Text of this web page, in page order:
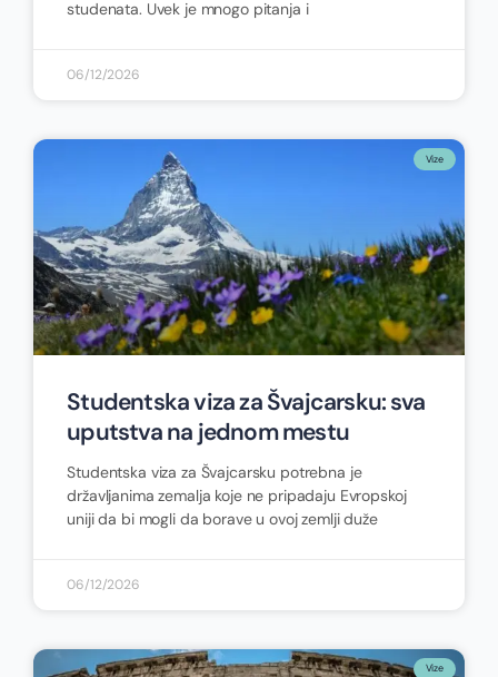
studenata. Uvek je mnogo pitanja i
06/12/2026
Vize
Studentska viza za Švajcarsku: sva
uputstva na jednom mestu
Studentska viza za Švajcarsku potrebna je
državljanima zemalja koje ne pripadaju Evropskoj
uniji da bi mogli da borave u ovoj zemlji duže
06/12/2026
Vize